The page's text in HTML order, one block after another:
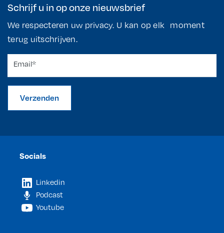
Schrijf u in op onze nieuwsbrief
We respecteren uw privacy. U kan op elk moment
terug uitschrijven.
Verzenden
Socials
Linkedin
Podcast
Youtube